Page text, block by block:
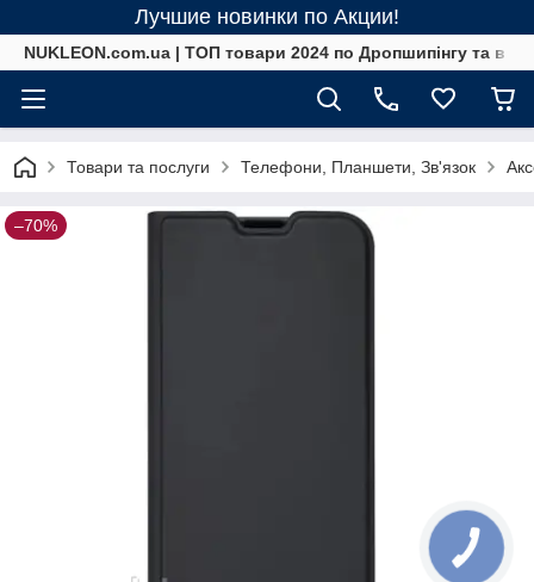
Лучшие новинки по Акции!
NUKLEON.com.ua | ТОП товари 2024 по Дропшипінгу та в
Товари та послуги Телефони, Планшети, Зв'язок
–70%